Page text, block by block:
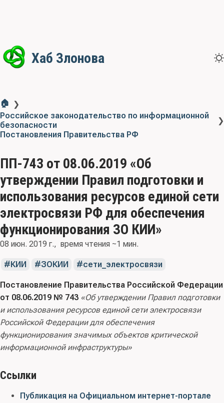
Хаб Злонова
🏠 ❯
Российское законодательство по информационной
безопасности
❯
Постановления Правительства РФ
ПП-743 от 08.06.2019 «Об
утверждении Правил подготовки и
использования ресурсов единой сети
электросвязи РФ для обеспечения
функционирования ЗО КИИ»
08 июн. 2019 г. время чтения ~1 мин.
КИИ ЗОКИИ сети_электросвязи
Постановление Правительства Российской Федерации
от 08.06.2019 № 743 «Об утверждении Правил подготовки
и использования ресурсов единой сети электросвязи
Российской Федерации для обеспечения
функционирования значимых объектов критической
информационной инфраструктуры»
Ссылки
Публикация на Официальном интернет-портале